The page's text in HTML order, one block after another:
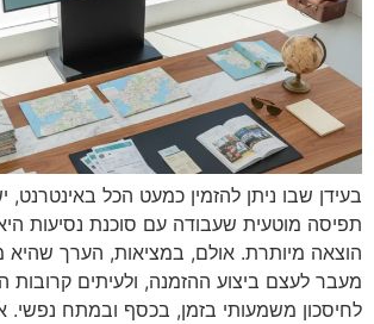
בעידן שבו ניתן להזמין כמעט הכל באינטרנט,
תפיסה מוטעית שעבודה עם סוכנת נסיעות
הוצאה מיותרת. אולם, במציאות, הערך שהיא
מעבר לעצם ביצוע ההזמנה, ולעיתים קרובות
לחיסכון משמעותי בזמן, בכסף ובמתח נפשי.